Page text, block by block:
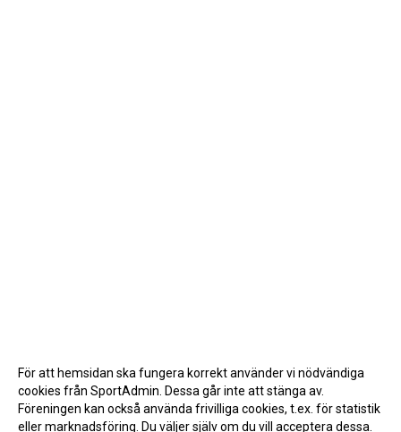
För att hemsidan ska fungera korrekt använder vi nödvändiga
cookies från SportAdmin. Dessa går inte att stänga av.
Föreningen kan också använda frivilliga cookies, t.ex. för statistik
eller marknadsföring. Du väljer själv om du vill acceptera dessa.